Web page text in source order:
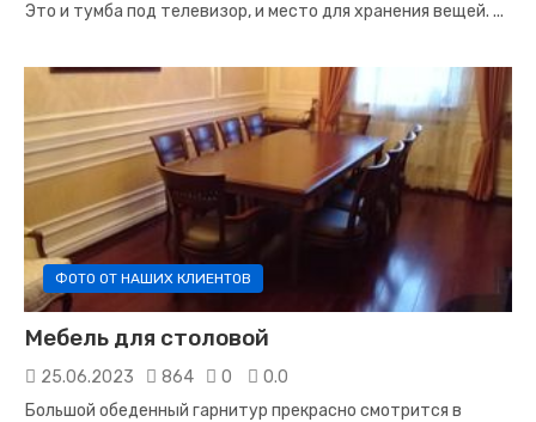
Это и тумба под телевизор, и место для хранения вещей. ...
ФОТО ОТ НАШИХ КЛИЕНТОВ
Мебель для столовой
25.06.2023 864 0
0.0
Большой обеденный гарнитур прекрасно смотрится в